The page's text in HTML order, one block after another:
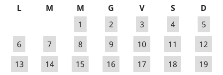
L M M G V S
D
1
2 3 4
5
6
7 8 9 10 11
12
13
14 15 16 17 18
19